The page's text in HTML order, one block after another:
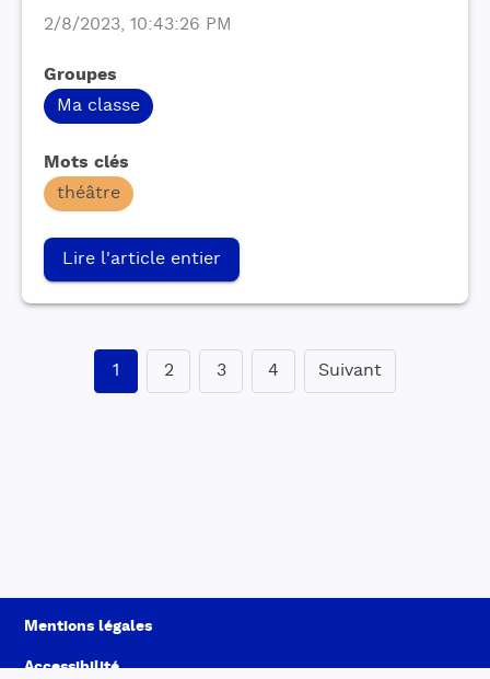
2/8/2023, 10:43:26 PM
Groupes
Ma classe
Mots clés
théâtre
Lire l'article entier
1 2 3 4 Suivant
Mentions légales
Accessibilité